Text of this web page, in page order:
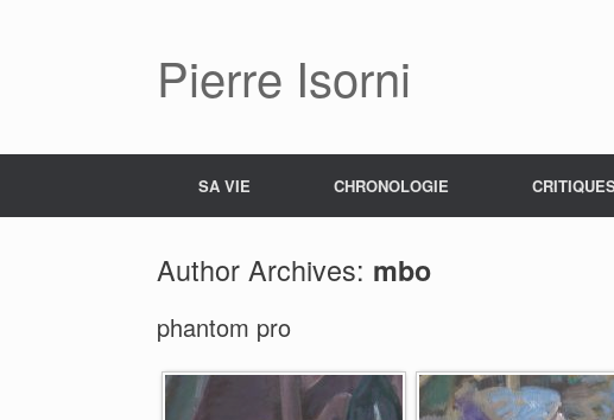
Pierre Isorni
SA VIE CHRONOLOGIE
Author Archives: mbo
phantom pro